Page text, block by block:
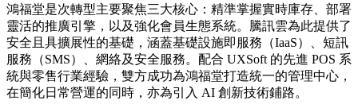
鴻福堂是次轉型主要聚焦三大核心：精準掌握實時庫存、部署
靈活的推廣引擎，以及強化會員生態系統。騰訊雲為此提供了
安全且具擴展性的基礎，涵蓋基礎設施即服務（IaaS）、短訊
服務（SMS）、網絡及安全服務。配合 UXSoft 的先進 POS 系
統與零售行業經驗，雙方成功為鴻福堂打造統一的管理中心，
在簡化日常營運的同時，亦為引入 AI 創新技術鋪路。